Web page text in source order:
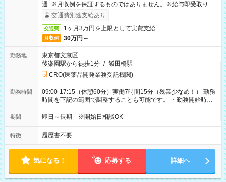
週 ※月収例を保証するものではありません。※給与即受取りサ
ービス利用可（利用条件有）
交通費別途支給あり
交通費 1ヶ月3万円を上限として実費支給
月収例 30万円～
勤務地
東京都文京区
後楽園駅から徒歩1分 / 飯田橋駅
CRO(医薬品開発業務受託機関)
勤務時間
09:00-17:15（休憩60分）実働7時間15分（残業少なめ！） 勤務
時間を下記の範囲で調整することも可能です。 ・勤務開始時
間 09:00～10:00 ・勤務終了時間 16:00～17:15 ・実働
05:00～07:15
期間 即日～長期 ※開始日相談OK
特徴 履歴書不要
気になる！ 応募する 詳細へ